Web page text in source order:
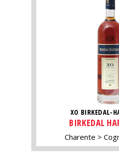
XO BIRKEDAL-
BIRKEDAL
Charente